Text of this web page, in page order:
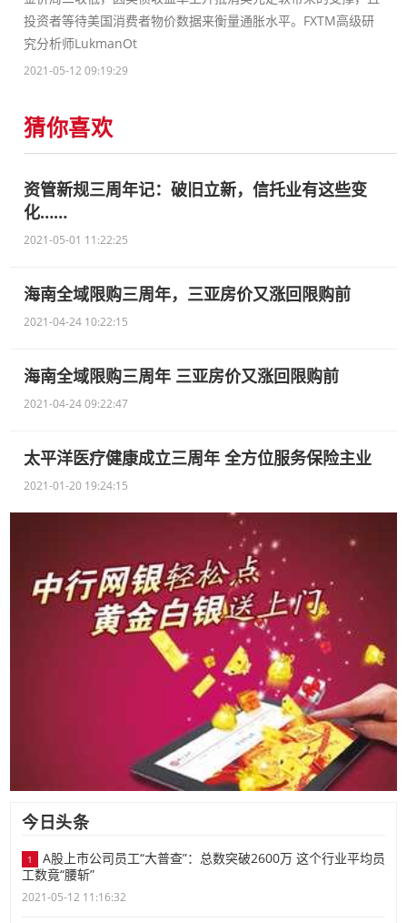
投资者等待美国消费者物价数据来衡量通胀水平。FXTM高级研
究分析师LukmanOt
2021-05-12 09:19:29
猜你喜欢
资管新规三周年记：破旧立新，信托业有这些变
化……
2021-05-01 11:22:25
海南全域限购三周年，三亚房价又涨回限购前
2021-04-24 10:22:15
海南全域限购三周年 三亚房价又涨回限购前
2021-04-24 09:22:47
太平洋医疗健康成立三周年 全方位服务保险主业
2021-01-20 19:24:15
今日头条
1
A股上市公司员工“大普查”：总数突破2600万 这个行业平均员
工数竟“腰斩”
2021-05-12 11:16:32